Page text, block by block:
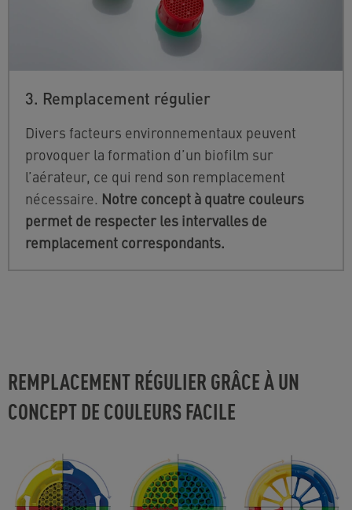
3. Remplacement régulier
Divers facteurs environnementaux peuvent
provoquer la formation d’un biofilm sur
l’aérateur, ce qui rend son remplacement
nécessaire. Notre concept à quatre couleurs
permet de respecter les intervalles de
remplacement correspondants.
REMPLACEMENT RÉGULIER GRÂCE À UN
CONCEPT DE COULEURS FACILE